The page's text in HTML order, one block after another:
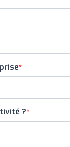
?